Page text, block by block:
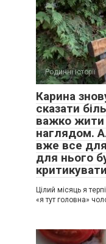
Родинні історії
Карина
сказати
важко жити
наглядом.
вже все
для нього
Цілий місяць я
«я тут головна»